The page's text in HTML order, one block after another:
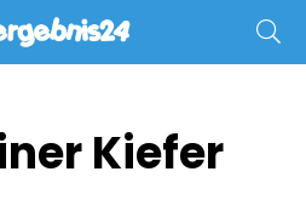
Kiefer